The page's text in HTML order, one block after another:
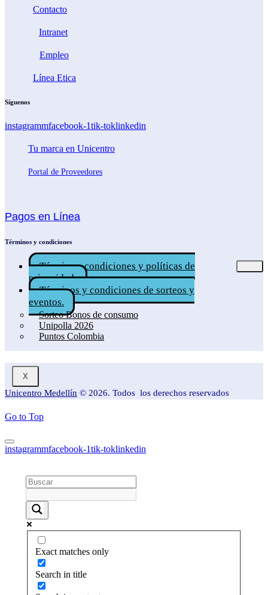
Contacto
Intranet
Empleo
Línea Etica
Síguenos
instagrammfacebook-1tik-toklinkedin
Tu marca en Unicentro
Portal de Proveedores
Pagos en Línea
Términos y condiciones
Términos, condiciones y políticas de
privacidad.
Términos y condiciones de sorteos y
eventos.
Sorteo Bonos de consumo
Unipolla 2026
Puntos Colombia
X
Unicentro Medellín © 2026. Todos los derechos reservados
Go to Top
instagrammfacebook-1tik-toklinkedin
Exact matches only
Search in title